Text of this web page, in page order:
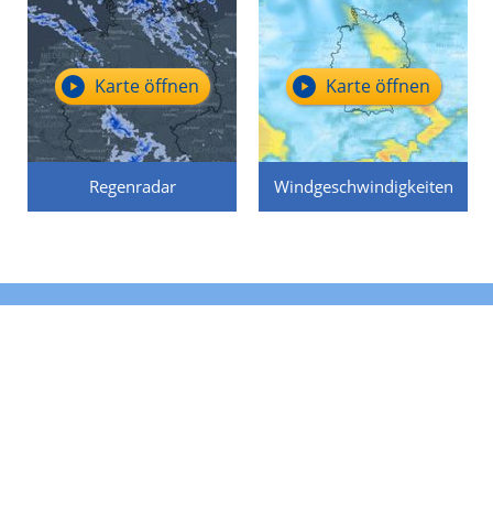
Regenradar
Karte öffnen
Windgeschwindigkeiten
Karte öffnen